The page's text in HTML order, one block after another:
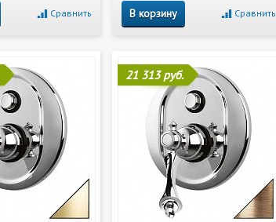
Сравнить В корзину Сравнить
21 313 руб.